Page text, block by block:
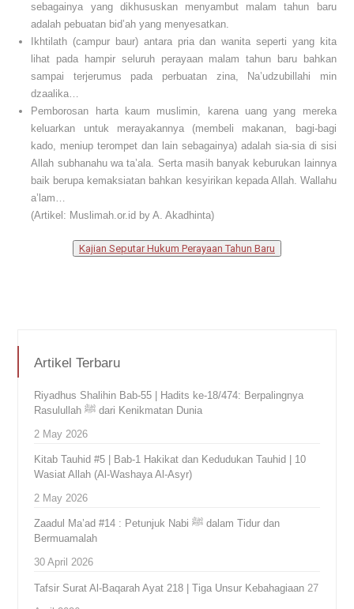
sebagainya yang dikhususkan menyambut malam tahun baru
adalah pebuatan bid’ah yang menyesatkan.
Ikhtilath (campur baur) antara pria dan wanita seperti yang kita
lihat pada hampir seluruh perayaan malam tahun baru bahkan
sampai terjerumus pada perbuatan zina, Na’udzubillahi min
dzaalika…
Pemborosan harta kaum muslimin, karena uang yang mereka
keluarkan untuk merayakannya (membeli makanan, bagi-bagi
kado, meniup terompet dan lain sebagainya) adalah sia-sia di sisi
Allah subhanahu wa ta’ala. Serta masih banyak keburukan lainnya
baik berupa kemaksiatan bahkan kesyirikan kepada Allah. Wallahu
a’lam…
(Artikel: Muslimah.or.id by A. Akadhinta)
Kajian Seputar Hukum Perayaan Tahun Baru
Artikel Terbaru
Riyadhus Shalihin Bab-55 | Hadits ke-18/474: Berpalingnya
Rasulullah ﷺ dari Kenikmatan Dunia
2 May 2026
Kitab Tauhid #5 | Bab-1 Hakikat dan Kedudukan Tauhid | 10
Wasiat Allah (Al-Washaya Al-Asyr)
2 May 2026
Zaadul Ma’ad #14 : Petunjuk Nabi ﷺ dalam Tidur dan
Bermuamalah
30 April 2026
Tafsir Surat Al-Baqarah Ayat 218 | Tiga Unsur Kebahagiaan 27